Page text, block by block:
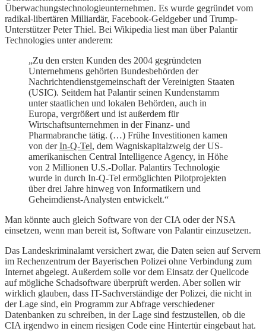
Überwachungstechnologieunternehmen. Es wurde gegründet vom
radikal-libertären Milliardär, Facebook-Geldgeber und Trump-
Unterstützer Peter Thiel. Bei Wikipedia liest man über Palantir
Technologies unter anderem:
„Zu den ersten Kunden des 2004 gegründeten
Unternehmens gehörten Bundesbehörden der
Nachrichtendienstgemeinschaft der Vereinigten Staaten
(USIC). Seitdem hat Palantir seinen Kundenstamm
unter staatlichen und lokalen Behörden, auch in
Europa, vergrößert und ist außerdem für
Wirtschaftsunternehmen in der Finanz- und
Pharmabranche tätig. (…) Frühe Investitionen kamen
von derIn-Q-Tel, dem Wagniskapitalzweig der US-
amerikanischen Central Intelligence Agency, in Höhe
von 2 Millionen U.S.-Dollar. Palantirs Technologie
wurde in durch In-Q-Tel ermöglichten Pilotprojekten
über drei Jahre hinweg von Informatikern und
Geheimdienst-Analysten entwickelt.“
Man könnte auch gleich Software von der CIA oder der NSA
einsetzen, wenn man bereit ist, Software von Palantir einzusetzen.
Das Landeskriminalamt versichert zwar, die Daten seien auf Servern
im Rechenzentrum der Bayerischen Polizei ohne Verbindung zum
Internet abgelegt. Außerdem solle vor dem Einsatz der Quellcode
auf mögliche Schadsoftware überprüft werden. Aber sollen wir
wirklich glauben, dass IT-Sachverständige der Polizei, die nicht in
der Lage sind, ein Programm zur Abfrage verschiedener
Datenbanken zu schreiben, in der Lage sind festzustellen, ob die
CIA irgendwo in einem riesigen Code eine Hintertür eingebaut hat.